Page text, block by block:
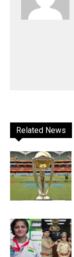
Related News